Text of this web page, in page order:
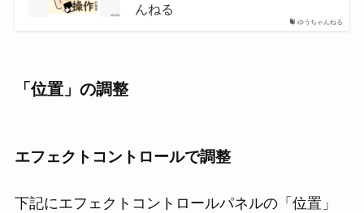
ゆうちゃんねる
んねる
「位置」の調整
エフェクトコントロールで調整
下記にエフェクトコントロールパネルの「位置」